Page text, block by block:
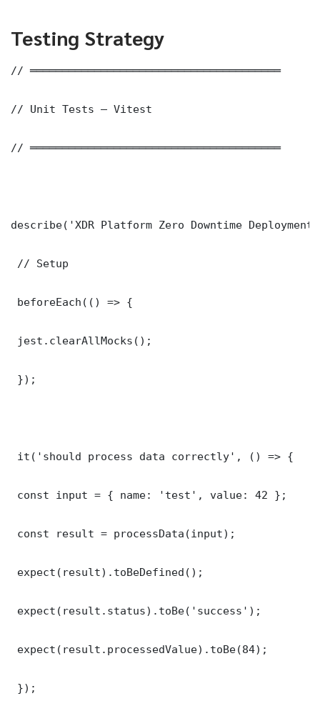
Testing Strategy
// ═══════════════════════════════════════
// Unit Tests — Vitest
// ═══════════════════════════════════════
describe('XDR Platform Zero Downtime
// Setup
beforeEach(() => {
jest.clearAllMocks();
});
it('should process data correctly', () => {
const input = { name: 'test', value: 42 };
const result = processData(input);
expect(result).toBeDefined();
expect(result.status).toBe('success');
expect(result.processedValue).toBe(84);
});